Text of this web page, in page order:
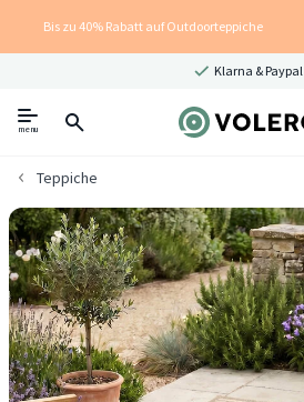
Bis zu 40% Rabatt auf Outdoorteppiche
Klarna & Paypal
menu
Teppiche